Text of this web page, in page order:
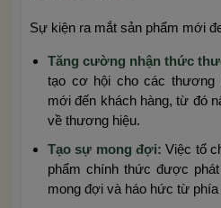
Sự kiện ra mắt sản phẩm mới
Tăng cường nhận thức
tạo cơ hội cho các thương
mới đến khách hàng, từ đó
về thương hiệu.
Tạo sự mong đợi: Việc tổ
phẩm chính thức được
mong đợi và háo hức từ phía